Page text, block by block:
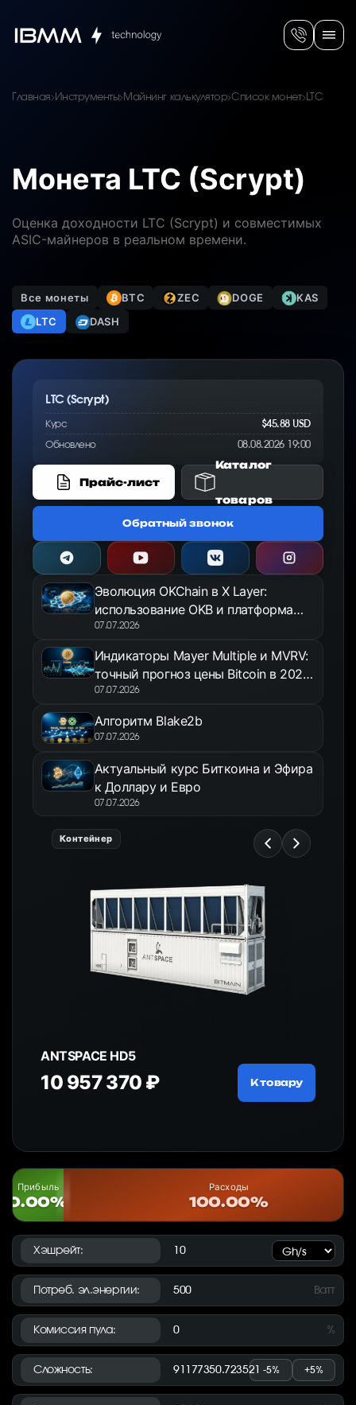
Главная Инструменты Майнинг калькулятор Список монет LTC
Монета LTC (Scrypt)
Оценка доходности LTC (Scrypt) и совместимых
ASIC-майнеров в реальном времени.
Все монеты BTC ZEC DOGE
KAS
LTC
DASH
LTC (Scrypt)
Курс $45.88 USD
Обновлено 08.08.2026 19:00
Прайс-лист
Каталог
товаров
Обратный звонок
Эволюция OKChain в X Layer:
использование OKB и платформа
OKX Jumpstart в 2026 году
07.07.2026
Индикаторы Mayer Multiple и MVRV:
точный прогноз цены Bitcoin в 2026
году
07.07.2026
Алгоритм Blake2b
07.07.2026
Актуальный курс Биткоина и Эфира
к Доллару и Евро
07.07.2026
Контейнер
ANTSPACE HD5
10 957 370 ₽ К товару
Прибыль
0.00%
Расходы
100.00%
Хэшрейт:
Потреб. эл.энергии: Ватт
Комиссия пула: %
Сложность: -5% +5%